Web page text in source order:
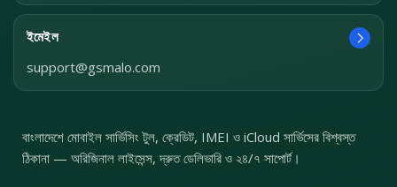
ইমেইল
support@gsmalo.com
বাংলাদেশে মোবাইল সার্ভিসিং টুল, ক্রেডিট, IMEI ও iCloud সার্ভিসের বিশ্বস্ত
ঠিকানা — অরিজিনাল লাইসেন্স, দ্রুত ডেলিভারি ও ২৪/৭ সাপোর্ট।